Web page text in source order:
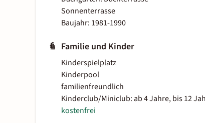
Sonnenterrasse
Baujahr: 1981-1990
Familie und Kinder
Kinderspielplatz
Kinderpool
familienfreundlich
Kinderclub/Miniclub: ab 4 Jahre, bis 12
kostenfrei